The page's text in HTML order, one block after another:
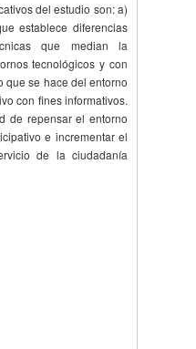
del estudio son: a)
establece diferencias
que median la
tecnológicos y con
que se hace del entorno
con fines informativos.
de repensar el entorno
e incrementar el
de la ciudadanía